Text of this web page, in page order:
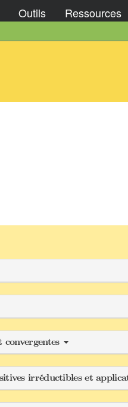
Outils Ressources
irréductibles et